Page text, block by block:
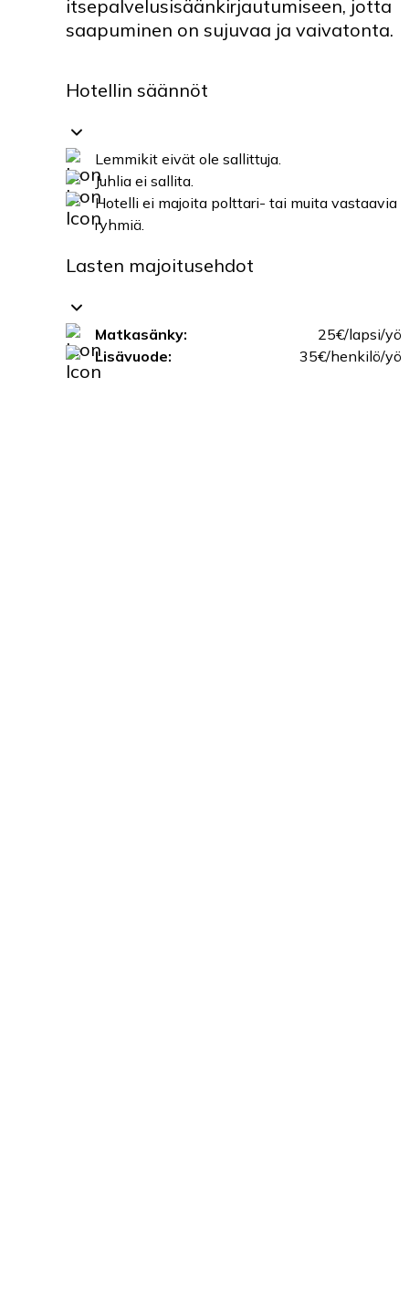
itsepalvelusisäänkirjautumiseen, jotta
saapuminen on sujuvaa ja vaivatonta.
Hotellin säännöt
Lemmikit eivät ole sallittuja.
Juhlia ei sallita.
Hotelli ei majoita polttari- tai muita vastaavia
ryhmiä.
Lasten majoitusehdot
Matkasänky:
25€/lapsi/yö
Lisävuode:
35€/henkilö/yö